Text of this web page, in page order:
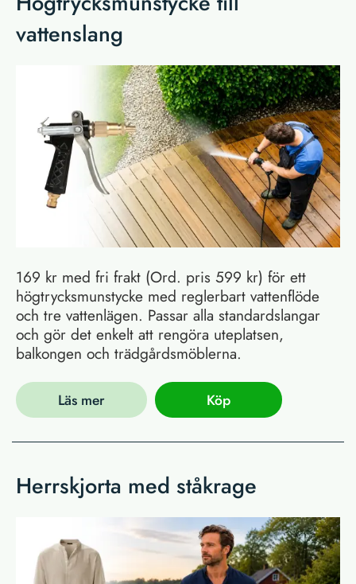
vattenslang
169 kr med fri frakt (Ord. pris 599 kr) för ett
högtrycksmunstycke med reglerbart vattenflöde
och tre vattenlägen. Passar alla standardslangar
och gör det enkelt att rengöra uteplatsen,
balkongen och trädgårdsmöblerna.
Läs mer Köp
Herrskjorta med ståkrage